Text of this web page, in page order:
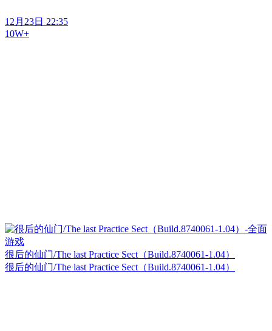
12月23日 22:35
10W+
很后的仙门/The last Practice Sect（Build.8740061-1.04）
很后的仙门/The last Practice Sect（Build.8740061-1.04）